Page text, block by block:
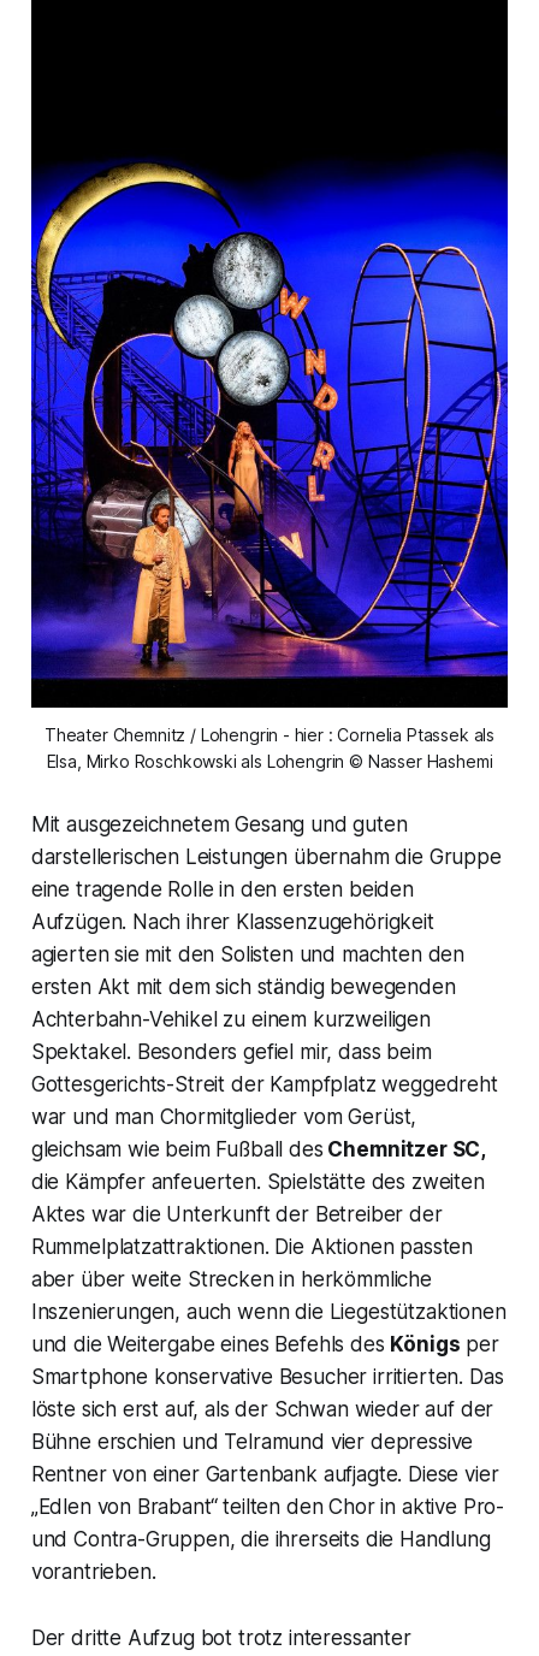
Theater Chemnitz / Lohengrin - hier : Cornelia Ptassek als
Elsa, Mirko Roschkowski als Lohengrin © Nasser Hashemi
Mit ausgezeichnetem Gesang und guten
darstellerischen Leistungen übernahm die Gruppe
eine tragende Rolle in den ersten beiden
Aufzügen. Nach ihrer Klassenzugehörigkeit
agierten sie mit den Solisten und machten den
ersten Akt mit dem sich ständig bewegenden
Achterbahn-Vehikel zu einem kurzweiligen
Spektakel. Besonders gefiel mir, dass beim
Gottesgerichts-Streit der Kampfplatz weggedreht
war und man Chormitglieder vom Gerüst,
gleichsam wie beim Fußball des Chemnitzer SC,
die Kämpfer anfeuerten. Spielstätte des zweiten
Aktes war die Unterkunft der Betreiber der
Rummelplatzattraktionen. Die Aktionen passten
aber über weite Strecken in herkömmliche
Inszenierungen, auch wenn die Liegestützaktionen
und die Weitergabe eines Befehls des Königs per
Smartphone konservative Besucher irritierten. Das
löste sich erst auf, als der Schwan wieder auf der
Bühne erschien und Telramund vier depressive
Rentner von einer Gartenbank aufjagte. Diese vier
„Edlen von Brabant“teilten den Chor in aktive Pro-
und Contra-Gruppen, die ihrerseits die Handlung
vorantrieben.
Der dritte Aufzug bot trotz interessanter